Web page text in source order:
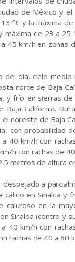
de México y
°C y la máxima
de 23 a 25
45 km/h en zonas
del día, cielo medio
norte de Baja
y frío en sierras
California.
noreste de Baja
con probabilidad
40 km/h con
h con rachas de
metros de altura
a
cálido en Sinaloa y
caluroso en la
Sinaloa (centro y
40 km/h con
rachas de 40 a 60